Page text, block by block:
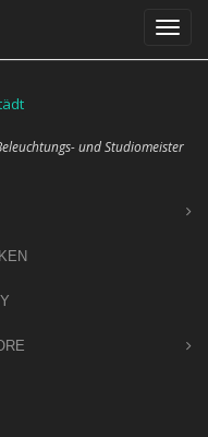
und Studiomeister